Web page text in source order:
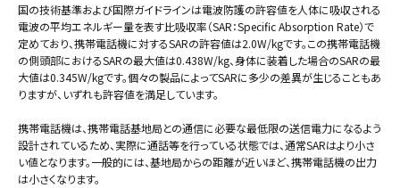
国の技術基準および国際ガイドラインは電波防護の許容値を人体に吸収される
電波の平均エネルギー量を表す比吸収率（SAR：Specific Absorption Rate）で
定めており、携帯電話機に対するSARの許容値は2.0W/kgです。この携帯電話機
の側頭部におけるSARの最大値は0.438W/kg、身体に装着した場合のSARの最
大値は0.345W/kgです。個々の製品によってSARに多少の差異が生じることもあ
りますが、いずれも許容値を満足しています。
携帯電話機は、携帯電話基地局との通信に必要な最低限の送信電力になるよう
設計されているため、実際に通話等を行っている状態では、通常SARはより小さ
い値となります。一般的には、基地局からの距離が近いほど、携帯電話機の出力
は小さくなります。